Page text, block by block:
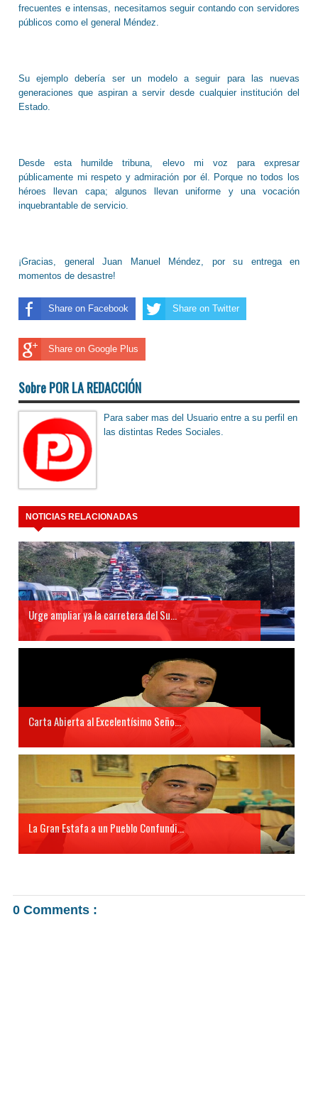
frecuentes e intensas, necesitamos seguir contando con servidores
públicos como el general Méndez.
Su ejemplo debería ser un modelo a seguir para las nuevas
generaciones que aspiran a servir desde cualquier institución del
Estado.
Desde esta humilde tribuna, elevo mi voz para expresar
públicamente mi respeto y admiración por él. Porque no todos los
héroes llevan capa; algunos llevan uniforme y una vocación
inquebrantable de servicio.
¡Gracias, general Juan Manuel Méndez, por su entrega en
momentos de desastre!
Share on Facebook Share on Twitter
Share on Google Plus
Sobre POR LA REDACCIÓN
Para saber mas del Usuario entre a su perfil en
las distintas Redes Sociales.
NOTICIAS RELACIONADAS
Urge ampliar ya la carretera del Su...
Carta Abierta al Excelentísimo Seño...
La Gran Estafa a un Pueblo Confundi...
0 Comments :